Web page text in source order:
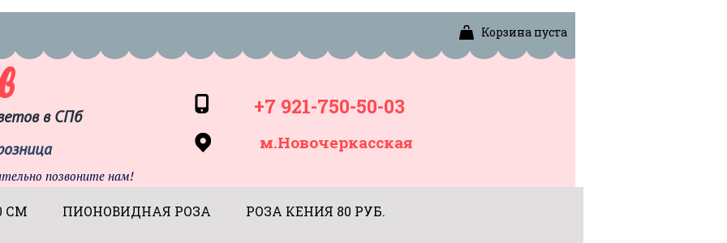
Корзина пуста
в СПб
позвоните нам!
+7 921-750-50-03
м.Новочеркасская
СМ ПИОНОВИДНАЯ РОЗА РОЗА КЕНИЯ 80 РУБ.